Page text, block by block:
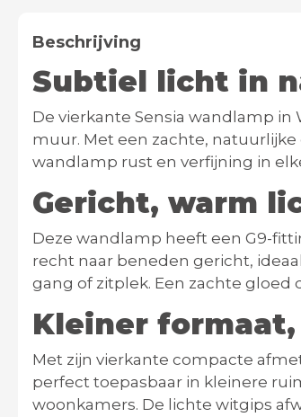
Beschrijving
Subtiel licht in
De vierkante Sensia wandlamp in
muur. Met een zachte,
wandlamp rust en verfijning in
Gericht, warm
Deze wandlamp heeft een G9-
recht naar beneden gericht,
gang of zitplek. Een zachte gloed
Kleiner
Met zijn vierkante compacte
perfect toepasbaar in kleinere
woonkamers. De lichte witgips